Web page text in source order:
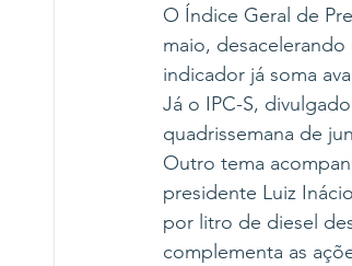
O Índice Geral de
maio,
indicador já soma
Já o IPC-S,
quadrissemana de
Outro tema
presidente Luiz
por litro de diesel
complementa as